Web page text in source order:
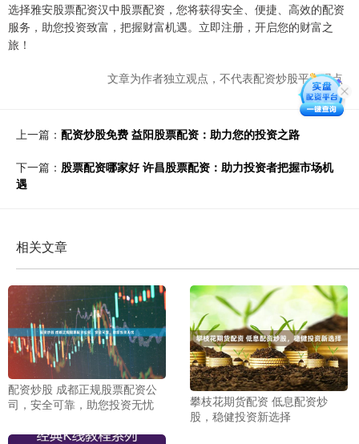
选择雅安股票配资汉中股票配资，您将获得安全、便捷、高效的配资
服务，助您投资致富，把握财富机遇。立即注册，开启您的财富之
旅！
文章为作者独立观点，不代表配资炒股平台观点
上一篇： 配资炒股免费 益阳股票配资：助力您的投资之路
下一篇： 股票配资哪家好 许昌股票配资：助力投资者把握市场机
遇
相关文章
配资炒股 成都正规股票配资公
司，安全可靠，助您投资无忧
攀枝花期货配资 低息配资炒
股，稳健投资新选择